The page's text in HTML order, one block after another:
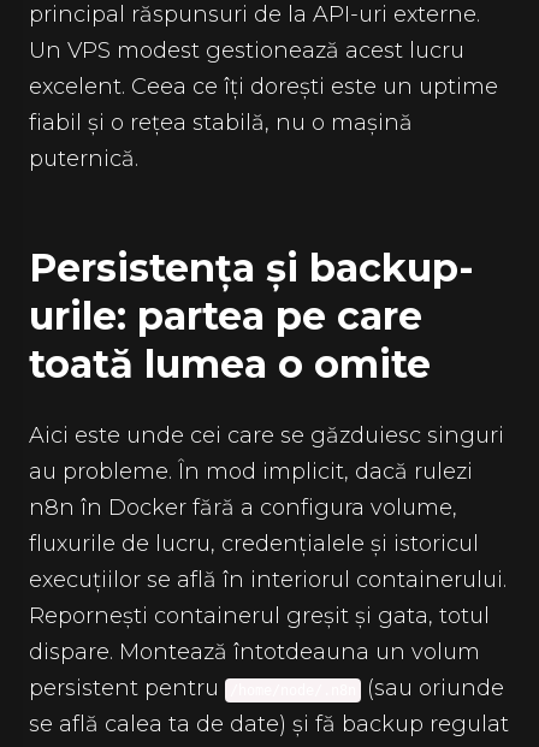
principal răspunsuri de la API-uri externe.
Un VPS modest gestionează acest lucru
excelent. Ceea ce îți dorești este un uptime
fiabil și o rețea stabilă, nu o mașină
puternică.
Persistența și backup-
urile: partea pe care
toată lumea o omite
Aici este unde cei care se găzduiesc singuri
au probleme. În mod implicit, dacă rulezi
n8n în Docker fără a configura volume,
fluxurile de lucru, credențialele și istoricul
execuțiilor se află în interiorul containerului.
Repornești containerul greșit și gata, totul
dispare. Montează întotdeauna un volum
persistent pentru
(sau oriunde
se află calea ta de date) și fă backup regulat